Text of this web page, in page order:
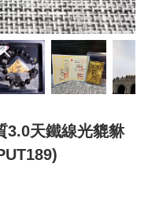
3.0天鐵線光貔貅